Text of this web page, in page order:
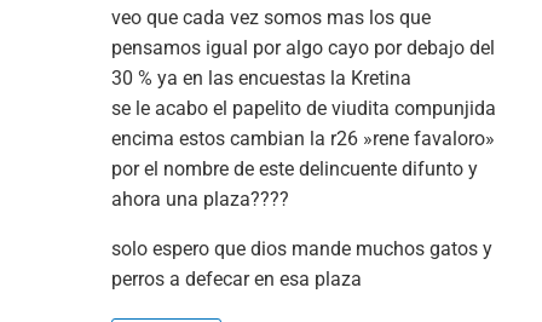
veo que cada vez somos mas los que
pensamos igual por algo cayo por debajo del
30 % ya en las encuestas la Kretina
se le acabo el papelito de viudita compunjida
encima estos cambian la r26 »rene favaloro»
por el nombre de este delincuente difunto y
ahora una plaza????
solo espero que dios mande muchos gatos y
perros a defecar en esa plaza